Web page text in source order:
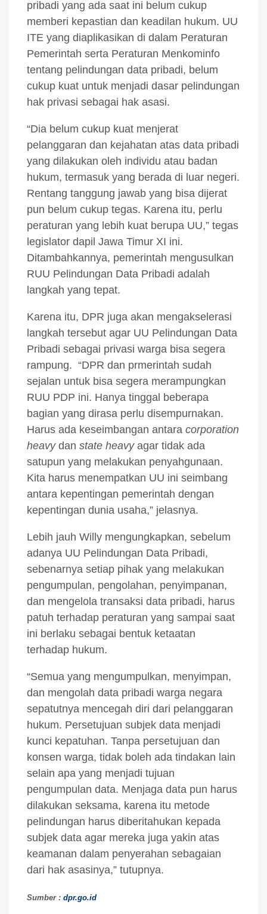
pribadi yang ada saat ini belum cukup
memberi kepastian dan keadilan hukum. UU
ITE yang diaplikasikan di dalam Peraturan
Pemerintah serta Peraturan Menkominfo
tentang pelindungan data pribadi, belum
cukup kuat untuk menjadi dasar pelindungan
hak privasi sebagai hak asasi.
“Dia belum cukup kuat menjerat
pelanggaran dan kejahatan atas data pribadi
yang dilakukan oleh individu atau badan
hukum, termasuk yang berada di luar negeri.
Rentang tanggung jawab yang bisa dijerat
pun belum cukup tegas. Karena itu, perlu
peraturan yang lebih kuat berupa UU,” tegas
legislator dapil Jawa Timur XI ini.
Ditambahkannya, pemerintah mengusulkan
RUU Pelindungan Data Pribadi adalah
langkah yang tepat.
Karena itu, DPR juga akan mengakselerasi
langkah tersebut agar UU Pelindungan Data
Pribadi sebagai privasi warga bisa segera
rampung. “DPR dan prmerintah sudah
sejalan untuk bisa segera merampungkan
RUU PDP ini. Hanya tinggal beberapa
bagian yang dirasa perlu disempurnakan.
Harus ada keseimbangan antara corporation
heavydan state heavyagar tidak ada
satupun yang melakukan penyahgunaan.
Kita harus menempatkan UU ini seimbang
antara kepentingan pemerintah dengan
kepentingan dunia usaha,” jelasnya.
Lebih jauh Willy mengungkapkan, sebelum
adanya UU Pelindungan Data Pribadi,
sebenarnya setiap pihak yang melakukan
pengumpulan, pengolahan, penyimpanan,
dan mengelola transaksi data pribadi, harus
patuh terhadap peraturan yang sampai saat
ini berlaku sebagai bentuk ketaatan
terhadap hukum.
“Semua yang mengumpulkan, menyimpan,
dan mengolah data pribadi warga negara
sepatutnya mencegah diri dari pelanggaran
hukum. Persetujuan subjek data menjadi
kunci kepatuhan. Tanpa persetujuan dan
konsen warga, tidak boleh ada tindakan lain
selain apa yang menjadi tujuan
pengumpulan data. Menjaga data pun harus
dilakukan seksama, karena itu metode
pelindungan harus diberitahukan kepada
subjek data agar mereka juga yakin atas
keamanan dalam penyerahan sebagaian
dari hak asasinya,” tutupnya.
Sumber : dpr.go.id